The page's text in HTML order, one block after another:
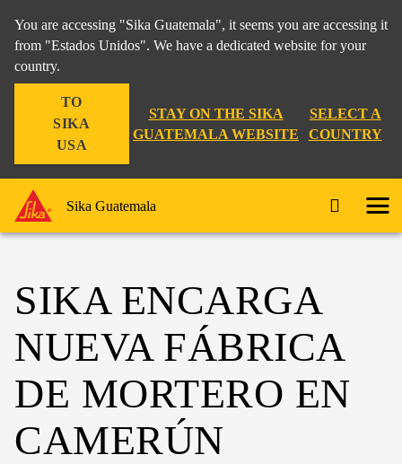
You are accessing "Sika Guatemala", it seems you are accessing it
from "Estados Unidos". We have a dedicated website for your
country.
TO
SIKA
USA
STAY ON THE SIKA
GUATEMALA WEBSITE
SELECT A
COUNTRY
Sika Guatemala
SIKA ENCARGA
NUEVA FÁBRICA
DE MORTERO EN
CAMERÚN